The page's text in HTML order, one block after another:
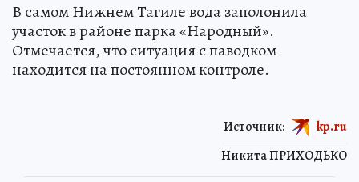
В самом Нижнем Тагиле вода заполонила
участок в районе парка «Народный».
Отмечается, что ситуация с паводком
находится на постоянном контроле.
Никита ПРИХОДЬКО
Источник: kp.ru